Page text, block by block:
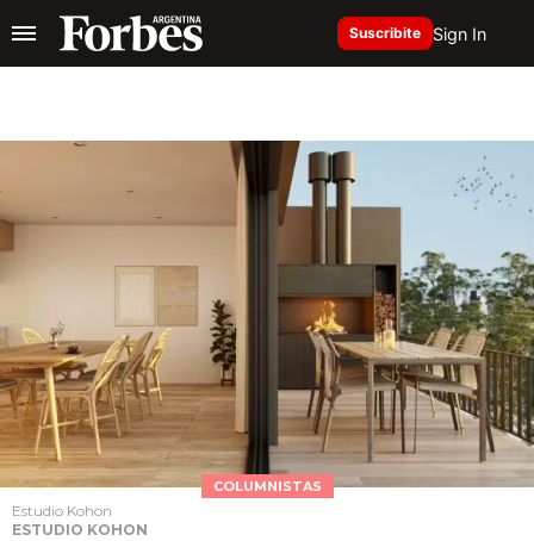
Suscribite Sign In
COLUMNISTAS
Estudio Kohon
ESTUDIO KOHON